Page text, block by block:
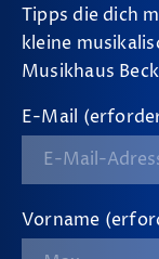
Tipps die dich
kleine
Musikhaus
E-Mail
Vorname